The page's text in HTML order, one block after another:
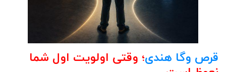
قرص وگا هندی؛ وقتی اولویت اول شما